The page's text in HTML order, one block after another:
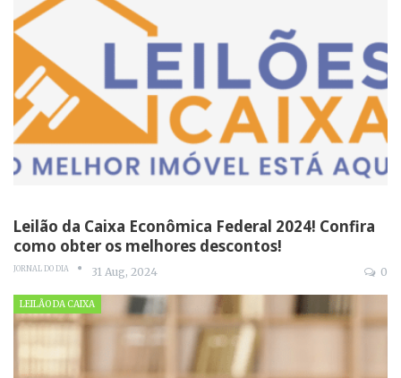
Leilão da Caixa Econômica Federal 2024! Confira
como obter os melhores descontos!
JORNAL DO DIA 31 Aug, 2024 0
LEILÃO DA CAIXA